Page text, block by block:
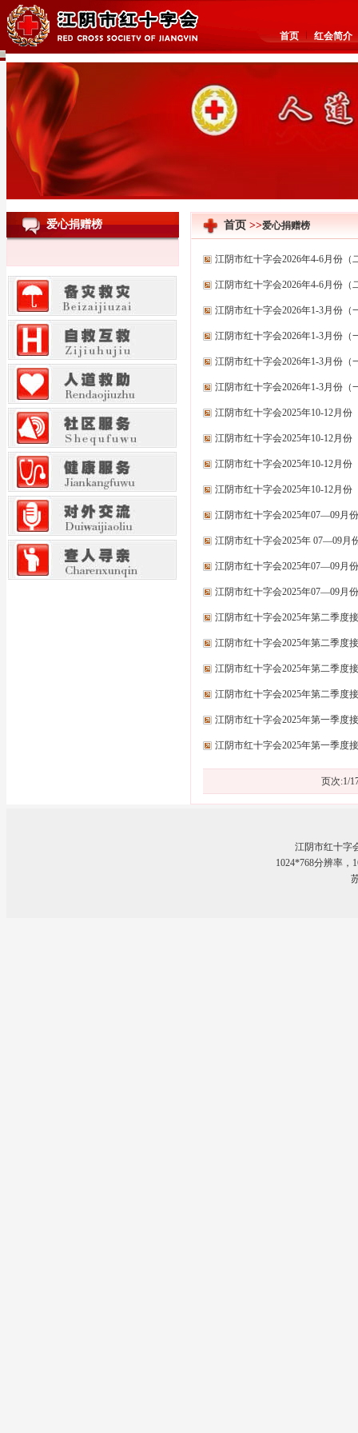
首页 红会简介
爱心捐赠榜 首页>>爱心捐赠榜
江阴市红十字会2026年4-6月份
江阴市红十字会2026年4-6月份
江阴市红十字会2026年1-3月份
江阴市红十字会2026年1-3月份
江阴市红十字会2026年1-3月份
江阴市红十字会2026年1-3月份
江阴市红十字会2025年10-12月
江阴市红十字会2025年10-12月
江阴市红十字会2025年10-12月
江阴市红十字会2025年10-12月
江阴市红十字会2025年07—09月
江阴市红十字会2025年 07—09月
江阴市红十字会2025年07—09月
江阴市红十字会2025年07—09月
江阴市红十字会2025年第二季度
江阴市红十字会2025年第二季度
江阴市红十字会2025年第二季度
江阴市红十字会2025年第二季度
江阴市红十字会2025年第一季度
江阴市红十字会2025年第一季度
页次:1/
江阴市红十字
1024*768分辨率，